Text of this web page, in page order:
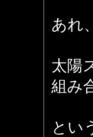
あれ
太陽
組み
とい